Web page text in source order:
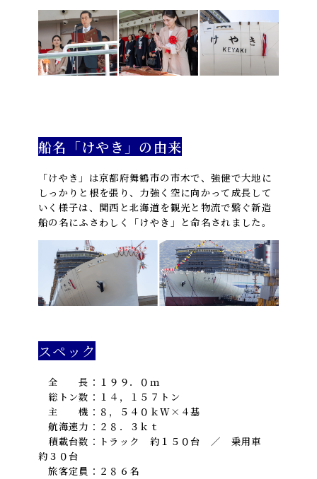
船名「けやき」の由来
「けやき」は京都府舞鶴市の市木で、強健で大地に
しっかりと根を張り、力強く空に向かって成長して
いく様子は、関西と北海道を観光と物流で繋ぐ新造
船の名にふさわしく「けやき」と命名されました。
スペック
全 長：１９９．０ｍ
総トン数：１４，１５７トン
主 機：８，５４０ｋＷ×４基
航海速力：２８．３ｋｔ
積載台数：トラック 約１５０台 ／ 乗用車
約３０台
旅客定員：２８６名